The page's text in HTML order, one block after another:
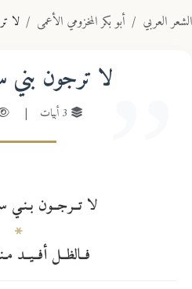
العربي أبو بكر المخزومي الأعمى لا
لا ترجون بني
3 أبيات 660 مشاهدة
لا تــرجــون بـنـي
فــالظــل أفــيــد